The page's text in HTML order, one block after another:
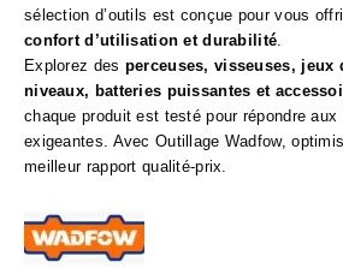
sélection d’outils est conçue pour vous
confort d’utilisation et durabilité.
Explorez des perceuses, visseuses, jeux
niveaux, batteries puissantes et
chaque produit est testé pour répondre
exigeantes. Avec Outillage Wadfow,
meilleur rapport qualité‑prix.